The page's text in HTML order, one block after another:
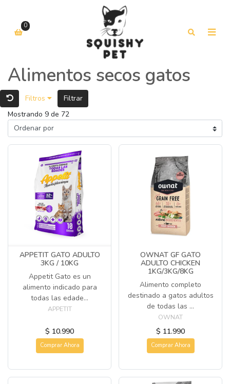
0
Alimentos secos gatos
Filtros
Filtrar
Mostrando 9 de 72
APPETIT GATO ADULTO
3KG / 10KG
Appetit Gato es un
alimento indicado para
todas las edade...
APPETIT
$ 10.990
Comprar Ahora
OWNAT GF GATO
ADULTO CHICKEN
1KG/3KG/8KG
Alimento completo
destinado a gatos adultos
de todas las ...
OWNAT
$ 11.990
Comprar Ahora